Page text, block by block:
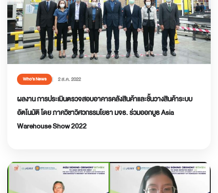
Who’s News 2 ส.ค. 2022
ผลงาน การประเมินตรวจสอบอาคารคลังสินค้าและชั้นวางสินค้าระบบ
อัตโนมัติ โดย ภาควิชาวิศวกรรมโยธา มจธ. ร่วมออกบูธ Asia
Warehouse Show 2022